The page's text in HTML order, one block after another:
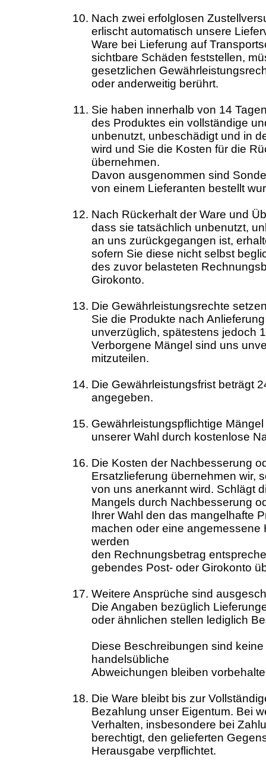
Nach zwei erfolglosen
erlischt automatisch unsere
Ware bei Lieferung auf
sichtbare Schäden feststellen,
gesetzlichen
oder anderweitig berührt.
Sie haben innerhalb von 14
des Produktes ein vollständige
unbenutzt, unbeschädigt und in
wird und Sie die Kosten für die
übernehmen.
Davon ausgenommen sind
von einem Lieferanten bestellt
Nach Rückerhalt der Ware und
dass sie tatsächlich unbenutzt,
an uns zurückgegangen ist,
sofern Sie diese nicht selbst
des zuvor belasteten
Girokonto.
Die Gewährleistungsrechte
Sie die Produkte nach
unverzüglich, spätestens jedoch
Verborgene Mängel sind uns
mitzuteilen.
Die Gewährleistungsfrist beträgt
angegeben.
Gewährleistungspflichtige
unserer Wahl durch kostenlose
Die Kosten der Nachbesserung
Ersatzlieferung übernehmen wir,
von uns anerkannt wird. Schlägt
Mangels durch Nachbesserung
Ihrer Wahl den das mangelhafte
machen oder eine
werden
den Rechnungsbetrag
gebendes Post- oder Girokonto
Weitere Ansprüche sind
Die Angaben bezüglich
oder ähnlichen stellen lediglich
Diese Beschreibungen sind
handelsübliche
Abweichungen bleiben
Die Ware bleibt bis zur
Bezahlung unser Eigentum. Bei
Verhalten, insbesondere bei
berechtigt, den gelieferten
Herausgabe verpflichtet.